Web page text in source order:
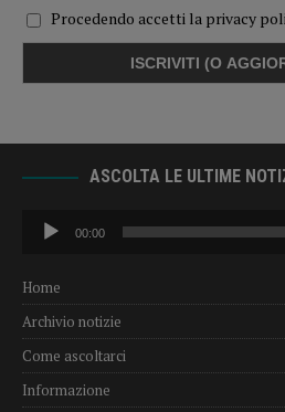
Procedendo accetti la privacy
ASCOLTA LE ULTIME
Audio
Player
00:00
Home
Archivio notizie
Come ascoltarci
Informazione